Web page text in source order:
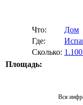
Что:
Дом
Где:
Сколько:
Площадь:
Вся